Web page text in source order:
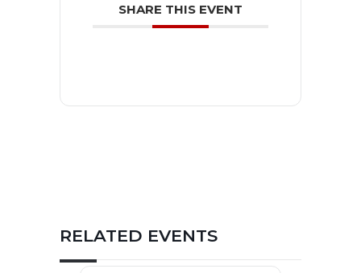
SHARE THIS EVENT
RELATED EVENTS